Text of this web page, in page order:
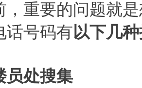
，重要的问题就
话号码有以下几
员处搜集